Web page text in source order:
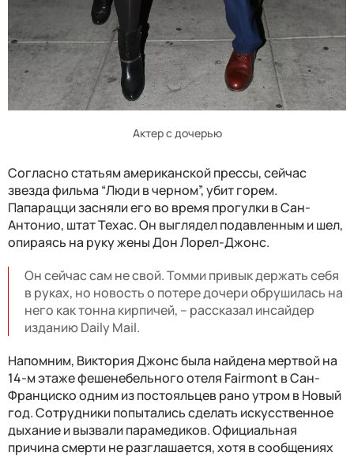
Актер с дочерью
Согласно статьям американской прессы, сейчас
звезда фильма “Люди в черном”, убит горем.
Папарацци засняли его во время прогулки в Сан-
Антонио, штат Техас. Он выглядел подавленным и шел,
опираясь на руку жены Дон Лорел-Джонс.
Он сейчас сам не свой. Томми привык держать себя
в руках, но новость о потере дочери обрушилась на
него как тонна кирпичей, – рассказал инсайдер
изданию Daily Mail.
Напомним, Виктория Джонс была найдена мертвой на
14-м этаже фешенебельного отеля Fairmont в Сан-
Франциско одним из постояльцев рано утром в Новый
год. Сотрудники попытались сделать искусственное
дыхание и вызвали парамедиков. Официальная
причина смерти не разглашается, хотя в сообщениях